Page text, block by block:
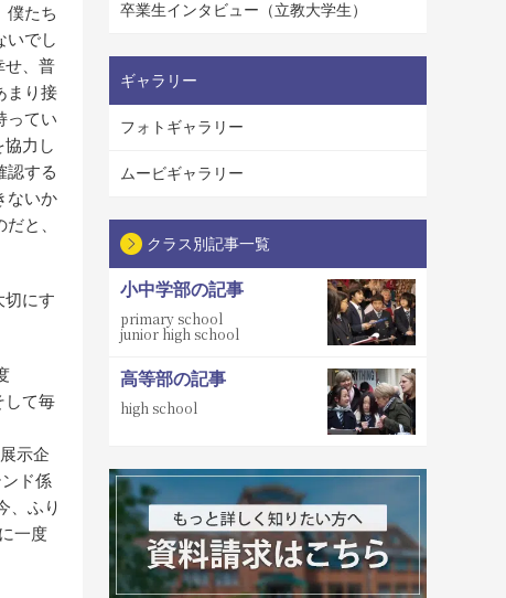
僕たち
いでし
せ、普
まり接
ってい
力し
認する
ないか
と、
切にす
して毎
示企
ド係
、ふり
一度
卒業生インタビュー（立教大学生）
ギャラリー
フォトギャラリー
ムービギャラリー
クラス別記事一覧
小中学部の記事
primary school
junior high school
高等部の記事
high school